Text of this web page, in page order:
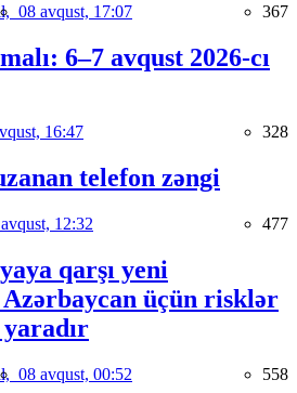
08 avqust, 17:07 367
6–7 avqust 2026-cı
16:47 328
telefon zəngi
12:32 477
qarşı yeni
Azərbaycan üçün risklər
08 avqust, 00:52 558